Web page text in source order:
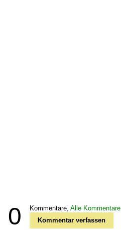
0 Kommentare, Alle Kommentare
Kommentar verfassen